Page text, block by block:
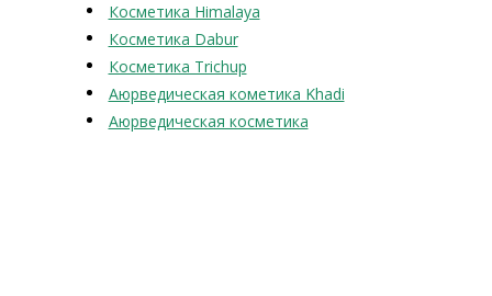
Косметика Himalaya
Косметика Dabur
Косметика Trichup
Аюрведическая кометика Khadi
Аюрведическая косметика